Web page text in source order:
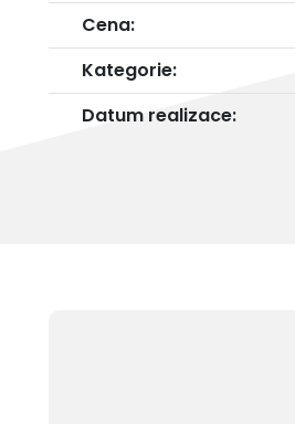
Cena:
Kategorie:
Datum realizace: